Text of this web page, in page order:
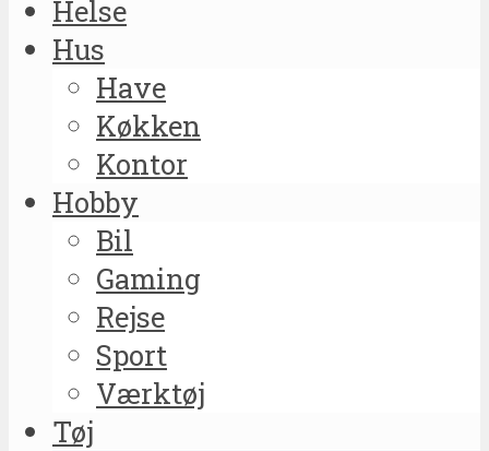
Helse
Hus
Have
Køkken
Kontor
Hobby
Bil
Gaming
Rejse
Sport
Værktøj
Tøj